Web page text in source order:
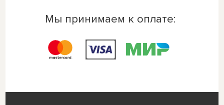
Мы принимаем к оплате: